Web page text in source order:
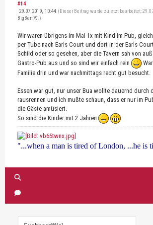
#14
29.07.2019, 10:44 (Dieser Beitrag wurde zuletzt bearbeitet:
BigBen79 .)
Wir waren übrigens im Mai 1x mit Kind im Pub,
per Tube nach Earls Court und dort in der Earls
Schild oder so gesehen, aber die Tavern sah von
Gastro-Pub aus und so sind wir einfach rein
Familie drin und war nachmittags recht gut besucht.
Essen war gut, nur unser Bua wollte dauernd durch
rausrennen und ich mußte schaun, dass er nur im
die Gäste amüsiert.
So sind die Kinder mit 2 Jahren
"...when a man is tired of London, ...he is